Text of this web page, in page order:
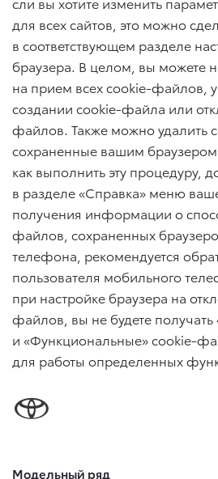
для всех сайтов, это можно
в соответствующем разделе
браузера. В целом, вы можете
на прием всех cookie-файлов,
создании cookie-файла или
файлов. Также можно удалить
сохраненные вашим
как выполнить эту процедуру,
в разделе «Справка» меню
получения информации о
файлов, сохраненных
телефона, рекомендуется
пользователя мобильного
при настройке браузера на
файлов, вы не будете
и «Функциональные» cookie-
для работы определенных
Модельный ряд